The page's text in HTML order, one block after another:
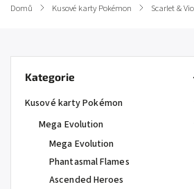
Domů / Kusové karty Pokémon / Scarlet &
Kategorie
Kusové karty Pokémon
Mega Evolution
Mega Evolution
Phantasmal Flames
Ascended Heroes